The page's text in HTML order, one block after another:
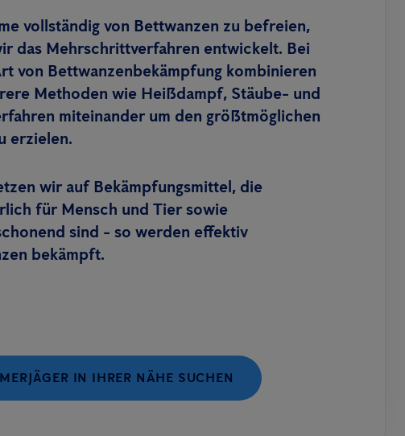
vollständig von Bettwanzen zu befreien,
das Mehrschrittverfahren entwickelt. Bei
von Bettwanzenbekämpfung kombinieren
Methoden wie Heißdampf, Stäube- und
miteinander um den größtmöglichen
erzielen.
wir auf Bekämpfungsmittel, die
für Mensch und Tier sowie
sind - so werden effektiv
bekämpft.
IN IHRER NÄHE SUCHEN